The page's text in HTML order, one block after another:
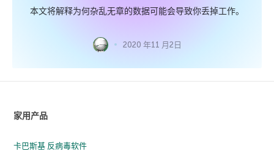
本文将解释为何杂乱无章的数据可能会导致你丢掉工作。
2020 年11 月2日
家用产品
卡巴斯基 反病毒软件